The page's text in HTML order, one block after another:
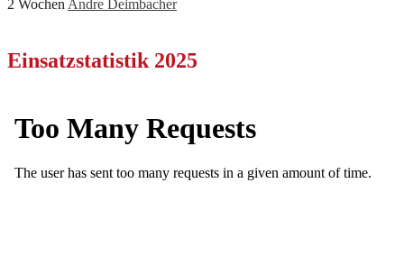
2 Wochen Andre Deimbacher
Einsatzstatistik 2025